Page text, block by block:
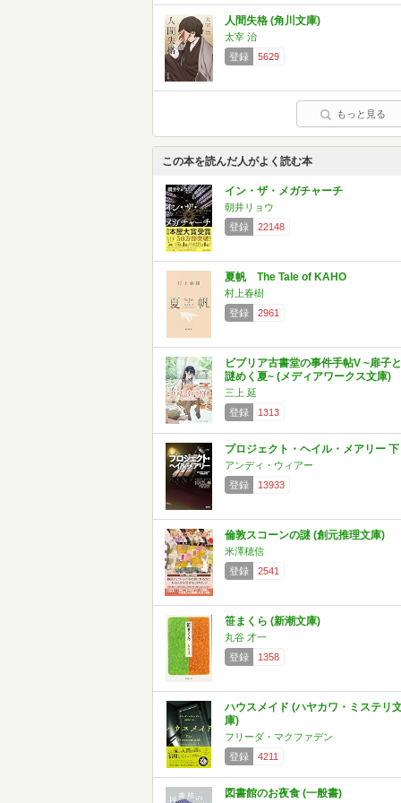
人間失格 (角川文庫)
太宰 治
登録
5629
もっと見る
この本を読んだ人がよく読む本
イン・ザ・メガチャーチ
朝井リョウ
登録
22148
夏帆 The Tale of KAHO
村上春樹
登録
2961
ビブリア古書堂の事件手帖V ~扉子と
謎めく夏~ (メディアワークス文庫)
三上 延
登録
1313
プロジェクト・ヘイル・メアリー 下
アンディ・ウィアー
登録
13933
倫敦スコーンの謎 (創元推理文庫)
米澤穂信
登録
2541
笹まくら (新潮文庫)
丸谷 才一
登録
1358
ハウスメイド (ハヤカワ・ミステリ
庫)
フリーダ・マクファデン
登録
4211
図書館のお夜食 (一般書)